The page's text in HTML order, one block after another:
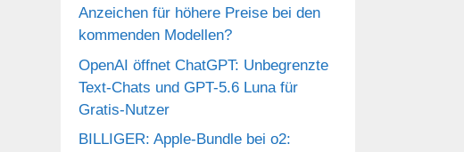
Anzeichen für höhere Preise bei den
kommenden Modellen?
OpenAI öffnet ChatGPT: Unbegrenzte
Text-Chats und GPT-5.6 Luna für
Gratis-Nutzer
BILLIGER: Apple-Bundle bei o2: